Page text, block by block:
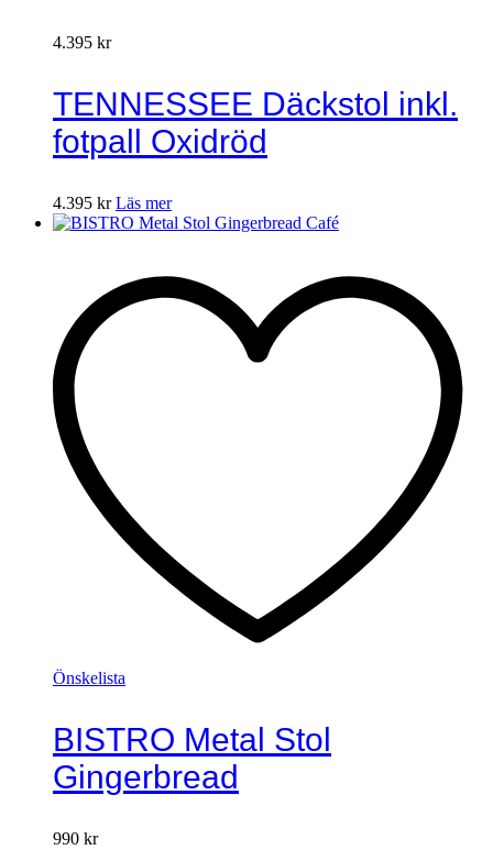
4.395 kr
TENNESSEE Däckstol inkl.
fotpall Oxidröd
4.395 kr Läs mer
Önskelista
BISTRO Metal Stol
Gingerbread
990 kr